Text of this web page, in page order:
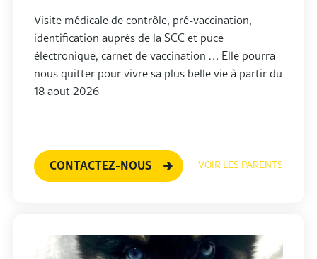
Visite médicale de contrôle, pré-vaccination,
identification auprès de la SCC et puce
électronique, carnet de vaccination … Elle pourra
nous quitter pour vivre sa plus belle vie à partir du
18 aout 2026
CONTACTEZ-NOUS VOIR LES PARENTS